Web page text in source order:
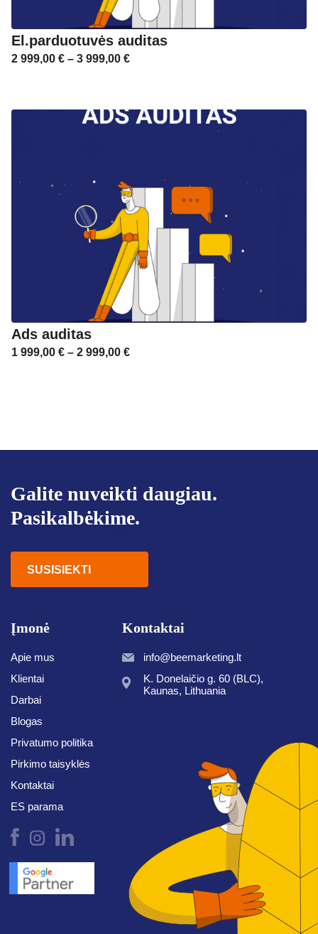
El.parduotuvės auditas
2 999,00 € – 3 999,00 €
Ads auditas
1 999,00 € – 2 999,00 €
Galite nuveikti daugiau.
Pasikalbėkime.
SUSISIEKTI
Įmonė
Apie mus
Klientai
Darbai
Blogas
Privatumo politika
Pirkimo taisyklės
Kontaktai
ES parama
Kontaktai
info@beemarketing.lt
K. Donelaičio g. 60 (BLC),
Kaunas, Lithuania